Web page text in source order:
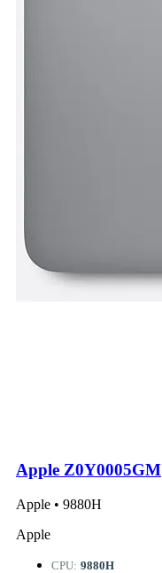
Apple Z0Y0005GM
Apple • 9880H
Apple
CPU: 9880H